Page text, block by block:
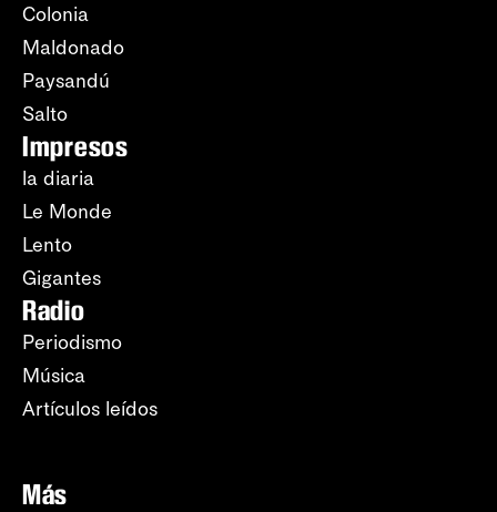
Colonia
Maldonado
Paysandú
Salto
Impresos
la diaria
Le Monde
Lento
Gigantes
Radio
Periodismo
Música
Artículos leídos
Más